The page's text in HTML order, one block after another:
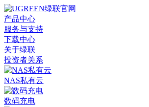
产品中心
服务与支持
下载中心
关于绿联
投资者关系
NAS私有云
数码充电